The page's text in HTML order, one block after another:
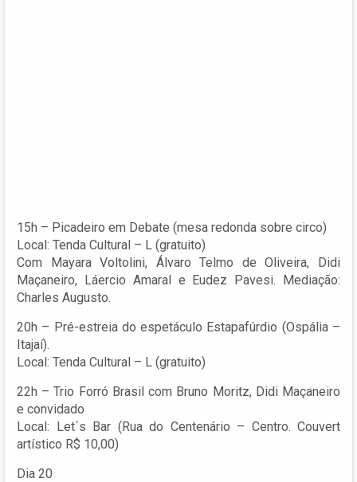
15h – Picadeiro em Debate (mesa redonda sobre circo)
Local: Tenda Cultural – L (gratuito)
Com Mayara Voltolini, Álvaro Telmo de Oliveira, Didi
Maçaneiro, Láercio Amaral e Eudez Pavesi. Mediação:
Charles Augusto.
20h – Pré-estreia do espetáculo Estapafúrdio (Ospália –
Itajaí).
Local: Tenda Cultural – L (gratuito)
22h – Trio Forró Brasil com Bruno Moritz, Didi Maçaneiro
e convidado
Local: Let´s Bar (Rua do Centenário – Centro. Couvert
artístico R$ 10,00)
Dia 20